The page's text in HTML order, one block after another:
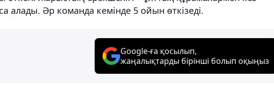
алады. Әр команда кемінде 5 ойын өткізеді.
Google-ға қосылып,
жаңалықтарды бірінші болып оқыңыз